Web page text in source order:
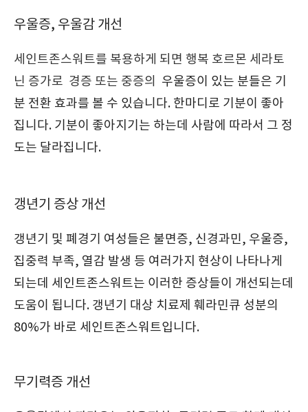
우울증, 우울감 개선
세인트존스워트를 복용하게 되면 행복 호르몬 세라토
닌 증가로 경증 또는 중증의
우울증이 있는 분들은 기
분 전환 효과를 볼 수 있습니다. 한마디로 기분이 좋아
집니다. 기분이 좋아지기는 하는데 사람에 따라서 그 정
도는 달라집니다.
갱년기 증상 개선
갱년기 및 폐경기 여성들은 불면증, 신경과민, 우울증,
집중력 부족, 열감 발생 등 여러가지 현상이 나타나게
되는데 세인트존스워트는 이러한 증상들이 개선되는데
도움이 됩니다. 갱년기 대상 치료제 훼라민큐 성분의
80%가 바로 세인트존스워트입니다.
무기력증 개선